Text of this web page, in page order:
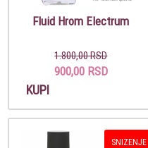
Fluid Hrom Electrum
1.800,00 RSD
900,00 RSD
KUPI
SNIZENJE